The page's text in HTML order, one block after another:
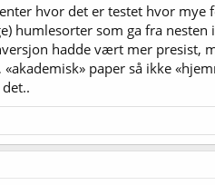
hvor det er testet hvor
humlesorter som ga fra
hadde vært mer presist,
paper så ikke